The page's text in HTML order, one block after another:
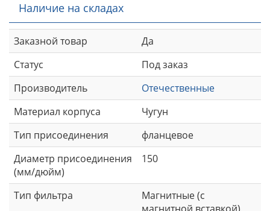
Наличие на складах
Заказной товар
Да
Статус
Под заказ
Производитель
Отечественные
Материал корпуса
Чугун
Тип присоединения
фланцевое
Диаметр присоединения
(мм/дюйм)
150
Тип фильтра
Магнитные (с